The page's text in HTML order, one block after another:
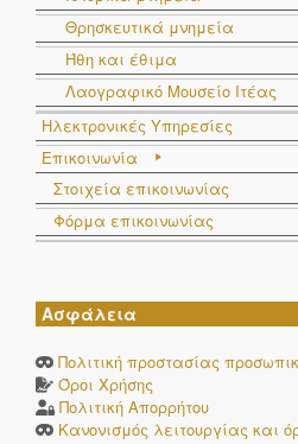
Θρησκευτικά μνημεία
Ήθη και έθιμα
Λαογραφικό Μουσείο Ιτέας
Ηλεκτρονικές Υπηρεσίες
Επικοινωνία
Στοιχεία επικοινωνίας
Φόρμα επικοινωνίας
Ασφάλεια
Πολιτική προστασίας
Όροι Χρήσης
Πολιτική Απορρήτου
Κανονισμός λειτουργίας και